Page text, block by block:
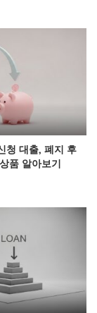
청 대출, 폐지 후
품 알아보기